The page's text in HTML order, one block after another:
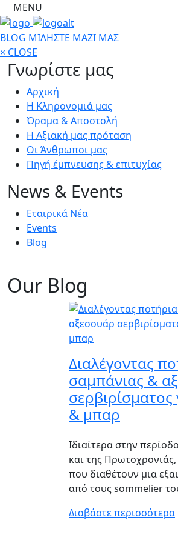
MENU
BLOG ΜΙΛΗΣΤΕ ΜΑΖΙ ΜΑΣ
× CLOSE
Γνωρίστε μας
Αρχική
Η Κληρονομιά μας
Όραμα & Αποστολή
Η Αξιακή μας πρόταση
Οι Άνθρωποι μας
Πηγή έμπνευσης & επιτυχίας
News & Events
Εταιρικά Νέα
Events
Blog
Our Blog
Διαλέγοντας
σαμπάνιας &
σερβιρίσματος
& μπαρ
Ιδιαίτερα στην
και της
που διαθέτουν μια
από τους sommelier
Διαβάστε περισσότερα